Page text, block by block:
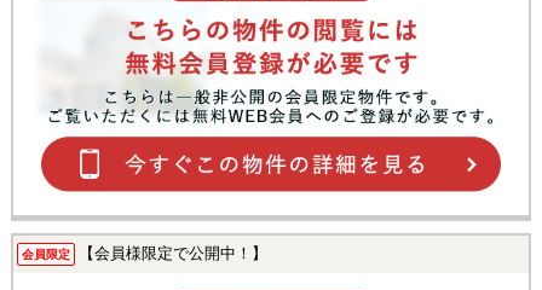
会員限定 【会員様限定で公開中！】